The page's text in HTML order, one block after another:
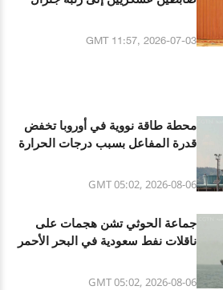
GMT 11:57, 2026-07-03
محطة طاقة نووية في أوروبا تخفض
قدرة المفاعل بسبب درجات الحرارة
GMT 05:02, 2026-08-06
جماعة الحوثي تشن هجمات على
ناقلات نفط سعودية في البحر الأحمر
GMT 05:02, 2026-08-06